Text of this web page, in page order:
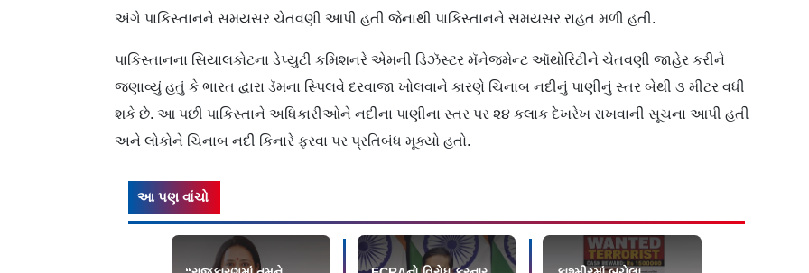
અંગે પાકિસ્તાનને સમયસર ચેતવણી આપી હતી જેનાથી પાકિસ્તાનને સમયસર રાહત મળી હતી.
પાકિસ્તાનના સિયાલકોટના ડેપ્યુટી કમિશનરે એમની ડિઝૅસ્ટર મૅનેજમેન્ટ ઑથોરિટીને ચેતવણી જાહેર કરીને
જણાવ્યું હતું કે ભારત દ્વારા ડૅમના સ્પિલવે દરવાજા ખોલવાને કારણે ચિનાબ નદીનું પાણીનું સ્તર બેથી ૩ મીટર વધી
શકે છે. આ પછી પાકિસ્તાને અધિકારીઓને નદીના પાણીના સ્તર પર ૨૪ કલાક દેખરેખ રાખવાની સૂચના આપી હતી
અને લોકોને ચિનાબ નદી કિનારે ફરવા પર પ્રતિબંધ મૂક્યો હતો.
આ પણ વાંચો